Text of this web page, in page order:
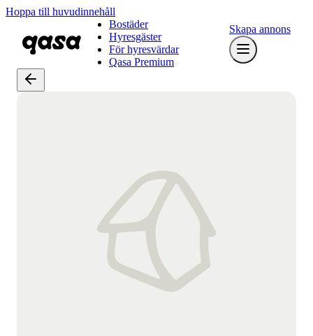
Hoppa till huvudinnehåll
Bostäder
Hyresgäster
För hyresvärdar
Qasa Premium
Skapa annons